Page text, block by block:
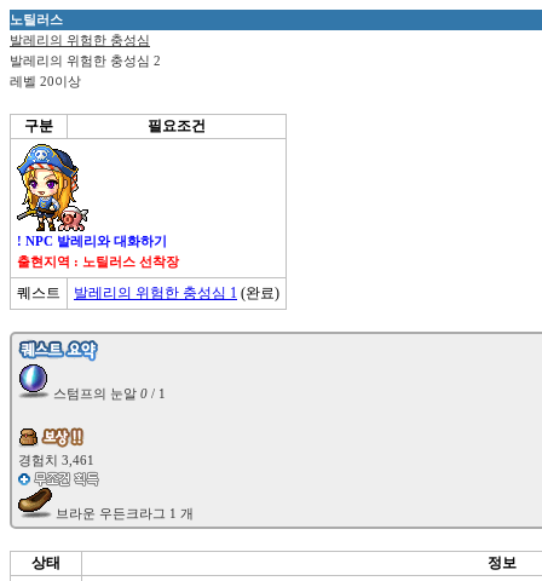
노틸러스
발레리의 위험한 충성심
발레리의 위험한 충성심 2
레벨 20이상
구분 필요조건
! NPC 발레리와 대화하기
출현지역 : 노틸러스 선착장
퀘스트 발레리의 위험한 충성심 1 (완료)
스텀프의 눈알 0 / 1
상태
정보